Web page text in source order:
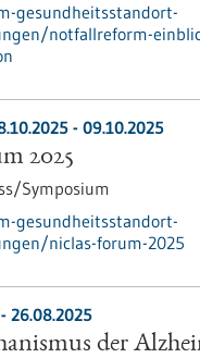
gesundheitsstandort-
notfallreform-
- 09.10.2025
2025
Symposium
gesundheitsstandort-
niclas-forum-2025
26.08.2025
der